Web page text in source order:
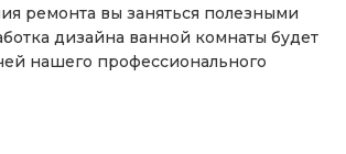
ремонта вы заняться полезными
дизайна ванной комнаты будет
нашего профессионального